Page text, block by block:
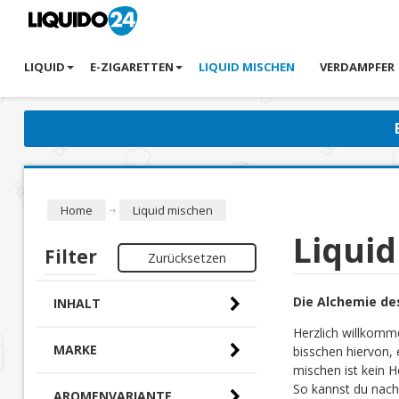
LIQUID E-ZIGARETTEN LIQUID MISCHEN VERDAMPFER
Home Liquid mischen
Die Alchemie
Herzlich
bisschen hiervon,
mischen ist kein
So kannst du
Filter Zurücksetzen
INHALT
MARKE